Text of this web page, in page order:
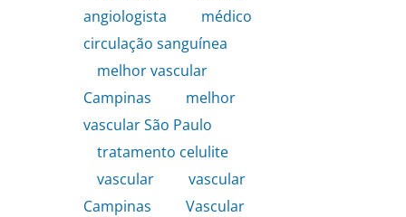
angiologista
médico
circulação sanguínea
melhor vascular
Campinas
melhor
vascular São Paulo
tratamento celulite
vascular
vascular
Campinas
Vascular